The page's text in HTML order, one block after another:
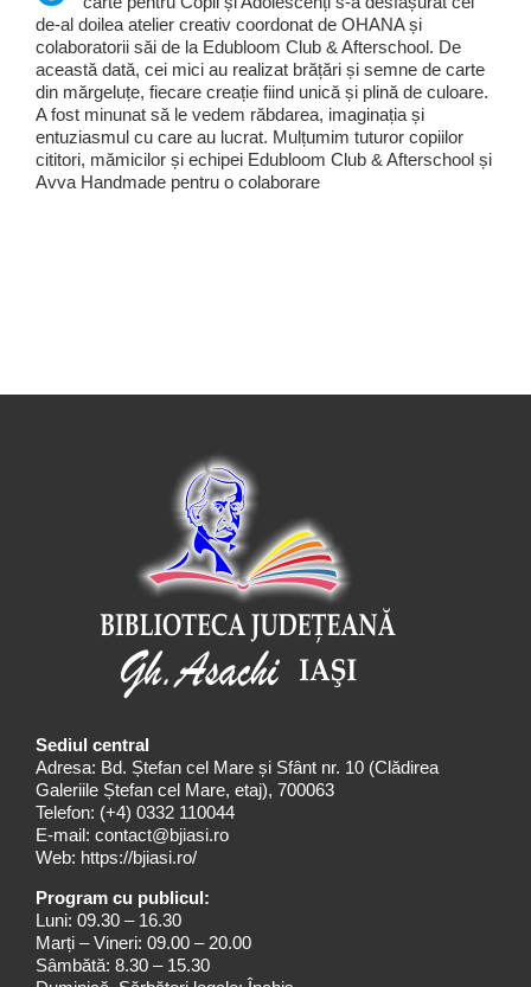
de-al doilea atelier creativ coordonat de OHANA și
colaboratorii săi de la Edubloom Club & Afterschool. De
această dată, cei mici au realizat brățări și semne de carte
din mărgeluțe, fiecare creație fiind unică și plină de culoare.
A fost minunat să le vedem răbdarea, imaginația și
entuziasmul cu care au lucrat. Mulțumim tuturor copiilor
cititori, mămicilor și echipei Edubloom Club & Afterschool și
Avva Handmade pentru o colaborare
Sediul central
Adresa: Bd. Ștefan cel Mare și Sfânt nr. 10 (Clădirea
Galeriile Ștefan cel Mare, etaj), 700063
Telefon: (+4) 0332 110044
E-mail: contact@bjiasi.ro
Web: https://bjiasi.ro/
Program cu publicul:
Luni: 09.30 – 16.30
Marți – Vineri: 09.00 – 20.00
Sâmbătă: 8.30 – 15.30